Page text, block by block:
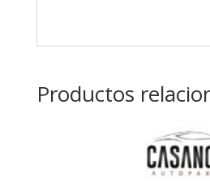
Productos